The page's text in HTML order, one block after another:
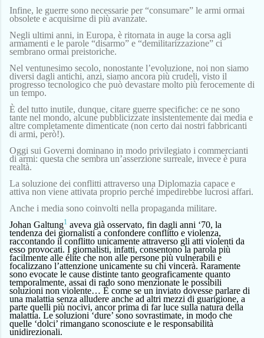
Infine, le guerre sono necessarie per “consumare” le armi ormai
obsolete e acquisirne di più avanzate.
Negli ultimi anni, in Europa, è ritornata in auge la corsa agli
armamenti e le parole “disarmo” e “demilitarizzazione” ci
sembrano ormai preistoriche.
Nel ventunesimo secolo, nonostante l’evoluzione, noi non siamo
diversi dagli antichi, anzi, siamo ancora più crudeli, visto il
progresso tecnologico che può devastare molto più ferocemente di
un tempo.
È del tutto inutile, dunque, citare guerre specifiche: ce ne sono
tante nel mondo, alcune pubblicizzate insistentemente dai media e
altre completamente dimenticate (non certo dai nostri fabbricanti
di armi, però!).
Oggi sui Governi dominano in modo privilegiato i commercianti
di armi: questa che sembra un’asserzione surreale, invece è pura
realtà.
La soluzione dei conflitti attraverso una Diplomazia capace e
attiva non viene attivata proprio perché impedirebbe lucrosi affari.
Anche i media sono coinvolti nella propaganda militare.
Johan Galtung1 aveva già osservato, fin dagli anni ‘70, la
tendenza dei giornalisti a confondere conflitto e violenza,
raccontando il conflitto unicamente attraverso gli atti violenti da
esso provocati. I giornalisti, infatti, consentonola parola più
facilmente alle élite che non alle persone più vulnerabili e
focalizzano l’attenzione unicamente su chi vincerà. Raramente
sono evocate le cause distinte tanto geograficamente quanto
temporalmente, assai di rado sono menzionate le possibili
soluzioni non violente… È come se un inviato dovesse parlare di
una malattia senza alludere anche ad altri mezzi di guarigione, a
parte quelli più nocivi, ancor prima di far luce sulla natura della
malattia. Le soluzioni ‘dure’ sono sovrastimate, in modo che
quelle ‘dolci’ rimangano sconosciute e le responsabilità
unidirezionali.